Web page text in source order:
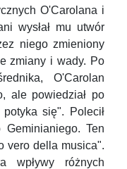
O'Carolana i
wysłał mu utwór
niego zmieniony
zmiany i wady. Po
O'Carolan
ale powiedział po
się". Polecił
Ten
vero della musica".
wpływy różnych